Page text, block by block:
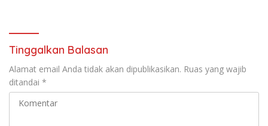
Tinggalkan Balasan
Alamat email Anda tidak akan dipublikasikan. Ruas yang wajib
ditandai *